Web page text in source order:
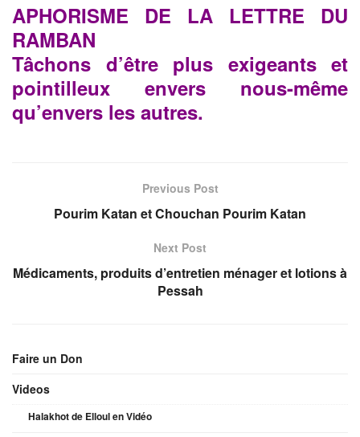
APHORISME DE LA LETTRE DU
RAMBAN
Tâchons d’être plus exigeants et
pointilleux envers nous-même
qu’envers les autres.
Previous Post
Pourim Katan et Chouchan Pourim Katan
Next Post
Médicaments, produits d’entretien ménager et lotions à
Pessah
Faire un Don
Videos
Halakhot de Elloul en Vidéo